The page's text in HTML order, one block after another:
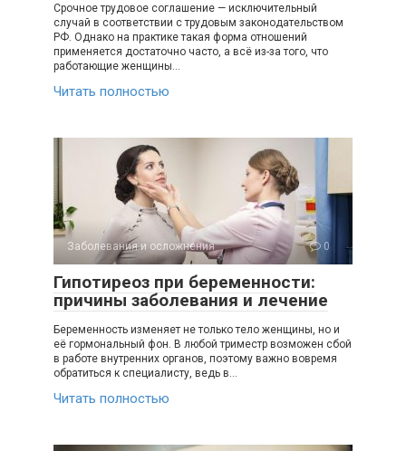
Срочное трудовое соглашение — исключительный
случай в соответствии с трудовым законодательством
РФ. Однако на практике такая форма отношений
применяется достаточно часто, а всё из-за того, что
работающие женщины…
Читать полностью
Заболевания и осложнения 0
Гипотиреоз при беременности:
причины заболевания и лечение
Беременность изменяет не только тело женщины, но и
её гормональный фон. В любой триместр возможен сбой
в работе внутренних органов, поэтому важно вовремя
обратиться к специалисту, ведь в…
Читать полностью